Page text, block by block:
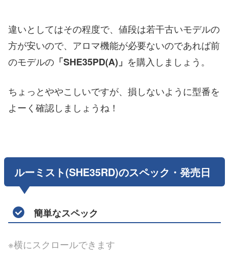
違いとしてはその程度で、値段は若干古いモデルの
方が安いので、アロマ機能が必要ないのであれば前
のモデルの 「SHE35PD(A)」 を購入しましょう。
ちょっとややこしいですが、損しないように型番を
よーく確認しましょうね！
ルーミスト(SHE35RD)のスペック・発売日
簡単なスペック
※横にスクロールできます